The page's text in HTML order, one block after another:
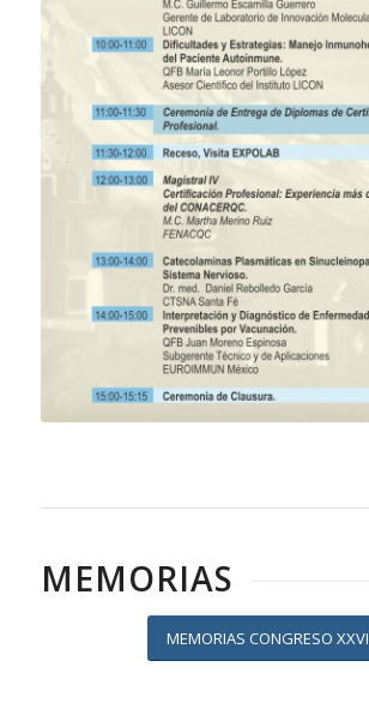
MEMORIAS
MEMORIAS CONGRESO XXVI